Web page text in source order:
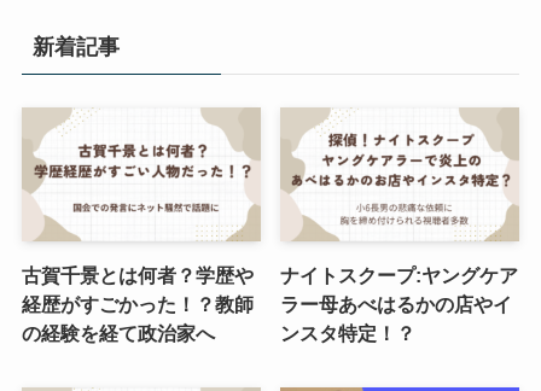
新着記事
古賀千景とは何者？学歴や
経歴がすごかった！？教師
の経験を経て政治家へ
ナイトスクープ:ヤングケア
ラー母あべはるかの店やイ
ンスタ特定！？